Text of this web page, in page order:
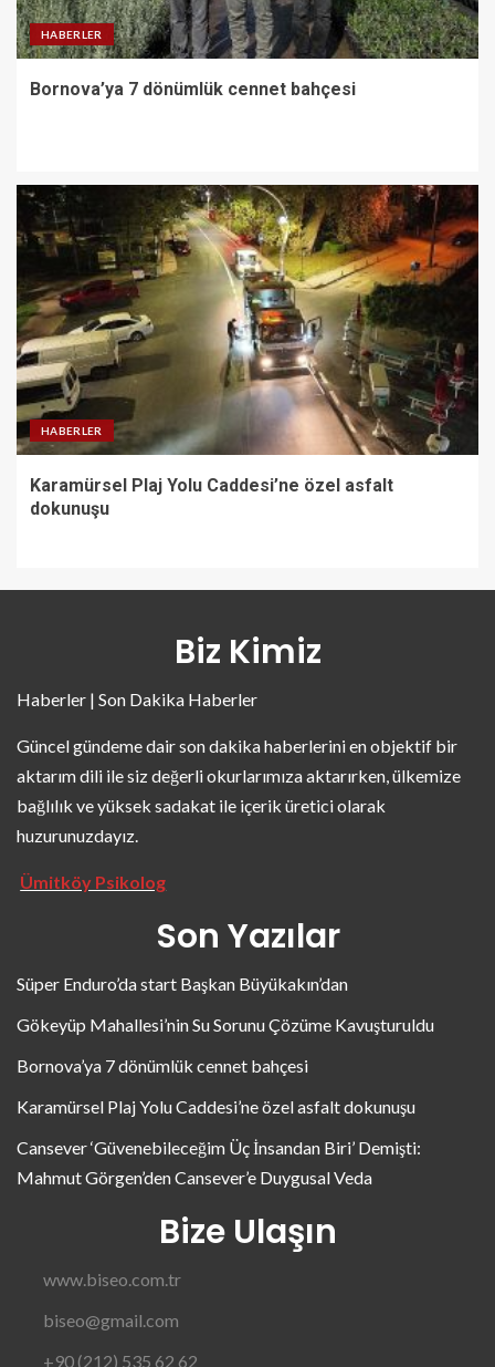
HABERLER
Bornova’ya 7 dönümlük cennet bahçesi
HABERLER
Karamürsel Plaj Yolu Caddesi’ne özel asfalt
dokunuşu
Biz Kimiz
Haberler | Son Dakika Haberler
Güncel gündeme dair son dakika haberlerini en objektif bir
aktarım dili ile siz değerli okurlarımıza aktarırken, ülkemize
bağlılık ve yüksek sadakat ile içerik üretici olarak
huzurunuzdayız.
Ümitköy Psikolog
Son Yazılar
Süper Enduro’da start Başkan Büyükakın’dan
Gökeyüp Mahallesi’nin Su Sorunu Çözüme Kavuşturuldu
Bornova’ya 7 dönümlük cennet bahçesi
Karamürsel Plaj Yolu Caddesi’ne özel asfalt dokunuşu
Cansever ‘Güvenebileceğim Üç İnsandan Biri’ Demişti:
Mahmut Görgen’den Cansever’e Duygusal Veda
Bize Ulaşın
www.biseo.com.tr
biseo@gmail.com
+90 (212) 535 62 62